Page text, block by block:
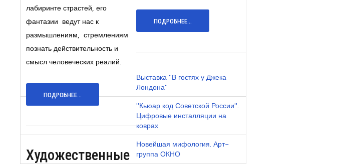
лабиринте страстей, его
фантазии ведут нас к
размышлениям, стремлениям
познать действительность и
смысл человеческих реалий.
ПОДРОБНЕЕ...
ПОДРОБНЕЕ...
Художественные
Выставка "В гостях у Джека
Лондона"
"Кьюар код Советской России".
Цифровые инсталляции на
коврах
Новейшая мифология. Арт-
группа ОКНО